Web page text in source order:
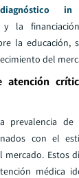
diagnóstico
y la
la educación,
del
atención
prevalencia de
con el
Estos
médica